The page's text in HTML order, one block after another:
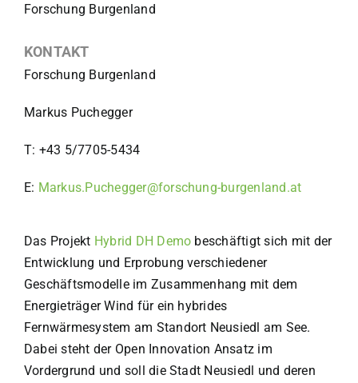
Forschung Burgenland
KONTAKT
Forschung Burgenland
Markus Puchegger
T: +43 5/7705-5434
E: Markus.Puchegger@forschung-burgenland.at
Das Projekt Hybrid DH Demo beschäftigt sich mit der
Entwicklung und Erprobung verschiedener
Geschäftsmodelle im Zusammenhang mit dem
Energieträger Wind für ein hybrides
Fernwärmesystem am Standort Neusiedl am See.
Dabei steht der Open Innovation Ansatz im
Vordergrund und soll die Stadt Neusiedl und deren